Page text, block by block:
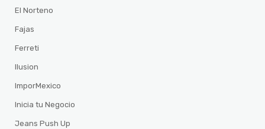
El Norteno
Fajas
Ferreti
Ilusion
ImporMexico
Inicia tu Negocio
Jeans Push Up